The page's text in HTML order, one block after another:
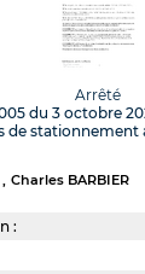
Arrêté
du 3 octobre
de stationnement
Charles BARBIER
: